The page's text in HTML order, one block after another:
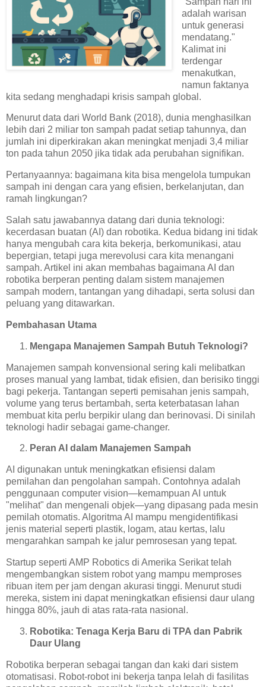
adalah warisan
untuk generasi
mendatang."
Kalimat ini
terdengar
menakutkan,
namun faktanya
kita sedang menghadapi krisis sampah global.
Menurut data dari World Bank (2018), dunia menghasilkan
lebih dari 2 miliar ton sampah padat setiap tahunnya, dan
jumlah ini diperkirakan akan meningkat menjadi 3,4 miliar
ton pada tahun 2050 jika tidak ada perubahan signifikan.
Pertanyaannya: bagaimana kita bisa mengelola tumpukan
sampah ini dengan cara yang efisien, berkelanjutan, dan
ramah lingkungan?
Salah satu jawabannya datang dari dunia teknologi:
kecerdasan buatan (AI) dan robotika. Kedua bidang ini tidak
hanya mengubah cara kita bekerja, berkomunikasi, atau
bepergian, tetapi juga merevolusi cara kita menangani
sampah. Artikel ini akan membahas bagaimana AI dan
robotika berperan penting dalam sistem manajemen
sampah modern, tantangan yang dihadapi, serta solusi dan
peluang yang ditawarkan.
Pembahasan Utama
Mengapa Manajemen Sampah Butuh Teknologi?
Manajemen sampah konvensional sering kali melibatkan
proses manual yang lambat, tidak efisien, dan berisiko tinggi
bagi pekerja. Tantangan seperti pemisahan jenis sampah,
volume yang terus bertambah, serta keterbatasan lahan
membuat kita perlu berpikir ulang dan berinovasi. Di sinilah
teknologi hadir sebagai game-changer.
Peran AI dalam Manajemen Sampah
AI digunakan untuk meningkatkan efisiensi dalam
pemilahan dan pengolahan sampah. Contohnya adalah
penggunaan computer vision—kemampuan AI untuk
"melihat" dan mengenali objek—yang dipasang pada mesin
pemilah otomatis. Algoritma AI mampu mengidentifikasi
jenis material seperti plastik, logam, atau kertas, lalu
mengarahkan sampah ke jalur pemrosesan yang tepat.
Startup seperti AMP Robotics di Amerika Serikat telah
mengembangkan sistem robot yang mampu memproses
ribuan item per jam dengan akurasi tinggi. Menurut studi
mereka, sistem ini dapat meningkatkan efisiensi daur ulang
hingga 80%, jauh di atas rata-rata nasional.
Robotika: Tenaga Kerja Baru di TPA dan Pabrik
Daur Ulang
Robotika berperan sebagai tangan dan kaki dari sistem
otomatisasi. Robot-robot ini bekerja tanpa lelah di fasilitas